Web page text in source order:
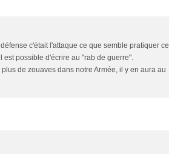
c'était l'attaque ce que semble pratiquer ce
possible d'écrire au "rab de guerre".
de zouaves dans notre Armée, il y en aura au